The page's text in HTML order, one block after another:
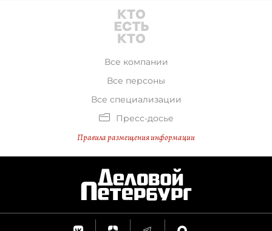
Все компании
Все персоны
Все специализации
Пресс-досье
Правила размещения информации